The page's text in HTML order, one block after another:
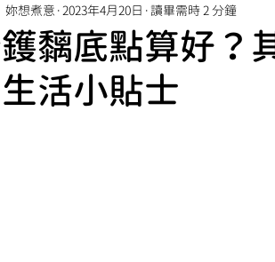
健康生活貼士
黐底點算好？
活小貼士
妳想煮意 2023年4月20日 讀畢需時 2 分鐘